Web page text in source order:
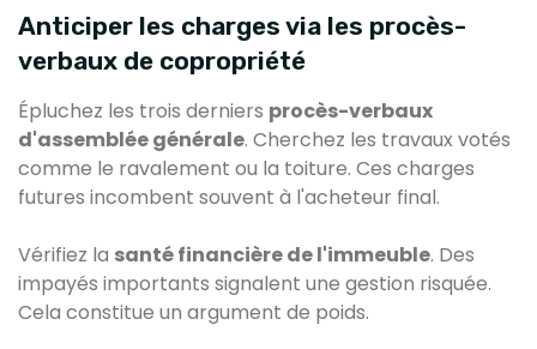
Anticiper les charges via les procès-
verbaux de copropriété
Épluchez les trois derniers procès-verbaux
d'assemblée générale. Cherchez les travaux votés
comme le ravalement ou la toiture. Ces charges
futures incombent souvent à l'acheteur final.
Vérifiez la santé financière de l'immeuble. Des
impayés importants signalent une gestion risquée.
Cela constitue un argument de poids.